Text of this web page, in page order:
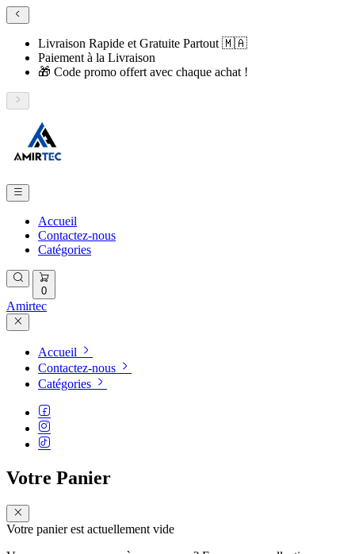
Livraison Rapide et Gratuite Partout 🇲🇦
​Paiement à la Livraison
​🎁 Code promo offert avec chaque achat !
Accueil
Contactez-nous
Catégories
0
Amirtec
Accueil
Contactez-nous
Catégories
Votre Panier
Votre panier est actuellement vide